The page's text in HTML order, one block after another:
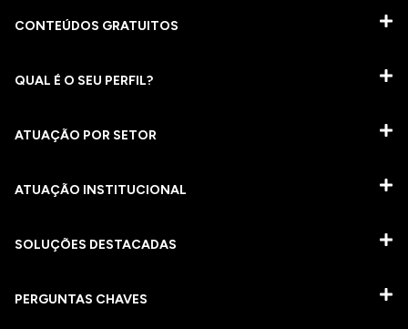
CONTEÚDOS GRATUITOS
QUAL É O SEU PERFIL?
ATUAÇÃO POR SETOR
ATUAÇÃO INSTITUCIONAL
SOLUÇÕES DESTACADAS
PERGUNTAS CHAVES​